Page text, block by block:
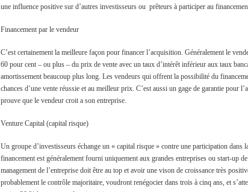
une influence positive sur d’autres investisseurs ou prêteurs à participer au
Financement par le vendeur
C’est certainement la meilleure façon pour financer l’acquisition. Généralement le
60 pour cent – ou plus – du prix de vente avec un taux d’intérêt inférieur aux taux
amortissement beaucoup plus long. Les vendeurs qui offrent la possibilité du
chances d’une vente réussie et au meilleur prix. C’est aussi un gage de garantie pour
prouve que le vendeur croit a son entreprise.
Venture Capital (capital risque)
Un groupe d’investisseurs échange un « capital risque » contre une participation dans
financement est généralement fourni uniquement aux grandes entreprises ou start-up
management de l’entreprise doit être au top et avoir une vison de croissance très
probablement le contrôle majoritaire, voudront renégocier dans trois à cinq ans, et